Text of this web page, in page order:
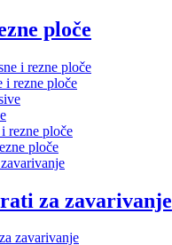
ploče
i rezne ploče
ploče
za zavarivanje